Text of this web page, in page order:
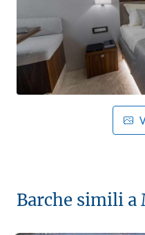
Barche simili a